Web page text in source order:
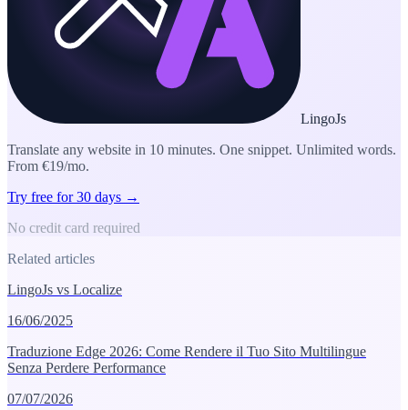
LingoJs
Translate any website in 10 minutes. One snippet. Unlimited words.
From €19/mo.
Try free for 30 days →
No credit card required
Related articles
LingoJs vs Localize
16/06/2025
Traduzione Edge 2026: Come Rendere il Tuo Sito Multilingue
Senza Perdere Performance
07/07/2026